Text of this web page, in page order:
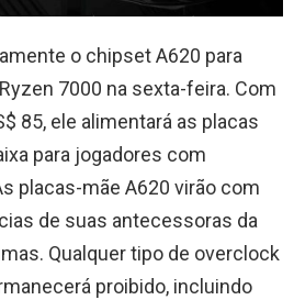
o chipset A620 para
7000 na sexta-feira. Com
85, ele alimentará as placas
para jogadores com
placas-mãe A620 virão com
de suas antecessoras da
Qualquer tipo de overclock
proibido, incluindo